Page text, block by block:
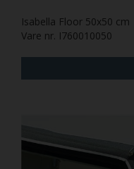
Isabella Floor 50x50 cm
Vare nr. I760010050